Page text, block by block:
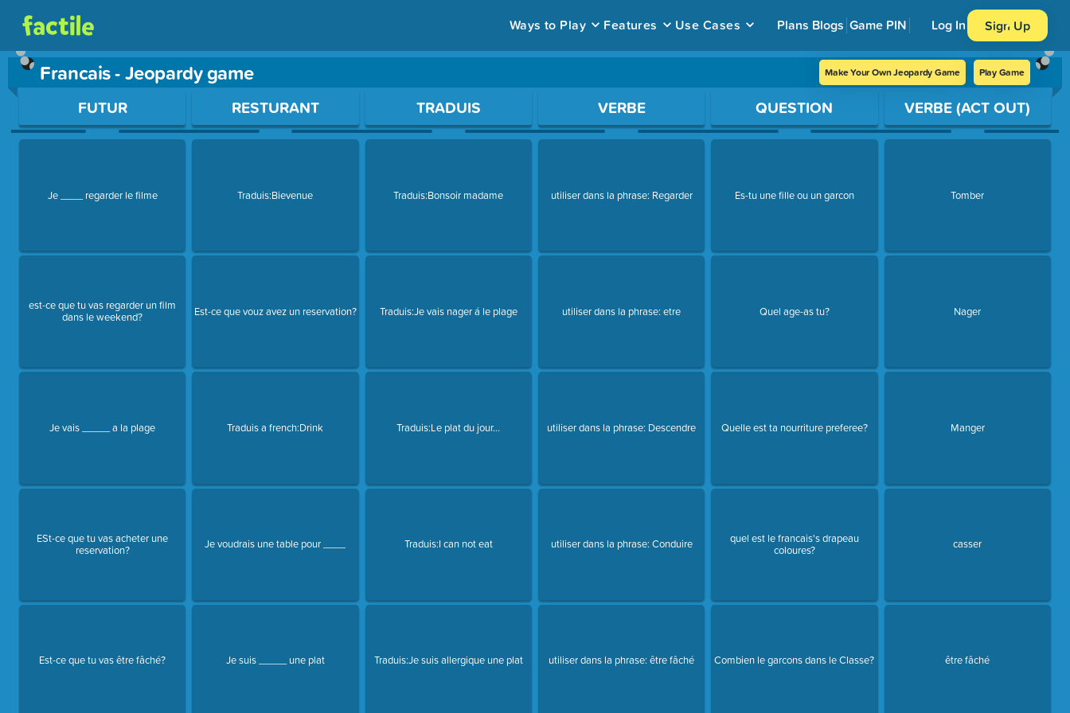
Ways to Play Features Use Cases Plans Blogs Game PIN Log In Sign Up
Francais - Jeopardy game Make Your Own Jeopardy Game Play Game
Use arrow keys to move between questions. Press Enter or Space to open a question.
FUTUR
Je ____ regarder le filme
est-ce que tu vas regarder un film
dans le weekend?
Je vais _____ a la plage
ESt-ce que tu vas acheter une
reservation?
Est-ce que tu vas être fâché?
RESTURANT
Traduis:Bievenue
Est-ce que vouz avez un reservation?
Traduis a french:Drink
Je voudrais une table pour ____
Je suis _____ une plat
TRADUIS
Traduis:Bonsoir madame
Traduis:Je vais nager á le plage
Traduis:Le plat du jour...
Traduis:I can not eat
Traduis:Je suis allergique une plat
VERBE
utiliser dans la phrase: Regarder
utiliser dans la phrase: etre
utiliser dans la phrase: Descendre
utiliser dans la phrase: Conduire
utiliser dans la phrase: être fâché
QUESTION
Es-tu une fille ou un garcon
Quel age-as tu?
Quelle est ta nourriture preferee?
quel est le francais's drapeau
coloures?
Combien le garcons dans le Classe?
VERBE (ACT OUT)
Tomber
Nager
Manger
casser
être fâché